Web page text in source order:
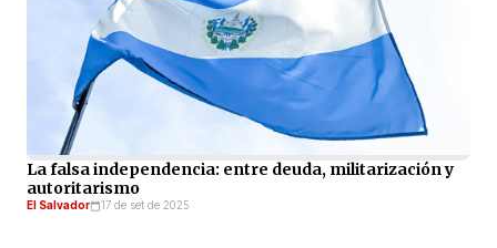
La falsa independencia: entre deuda, militarización y
autoritarismo
El Salvador 17 de set de 2025